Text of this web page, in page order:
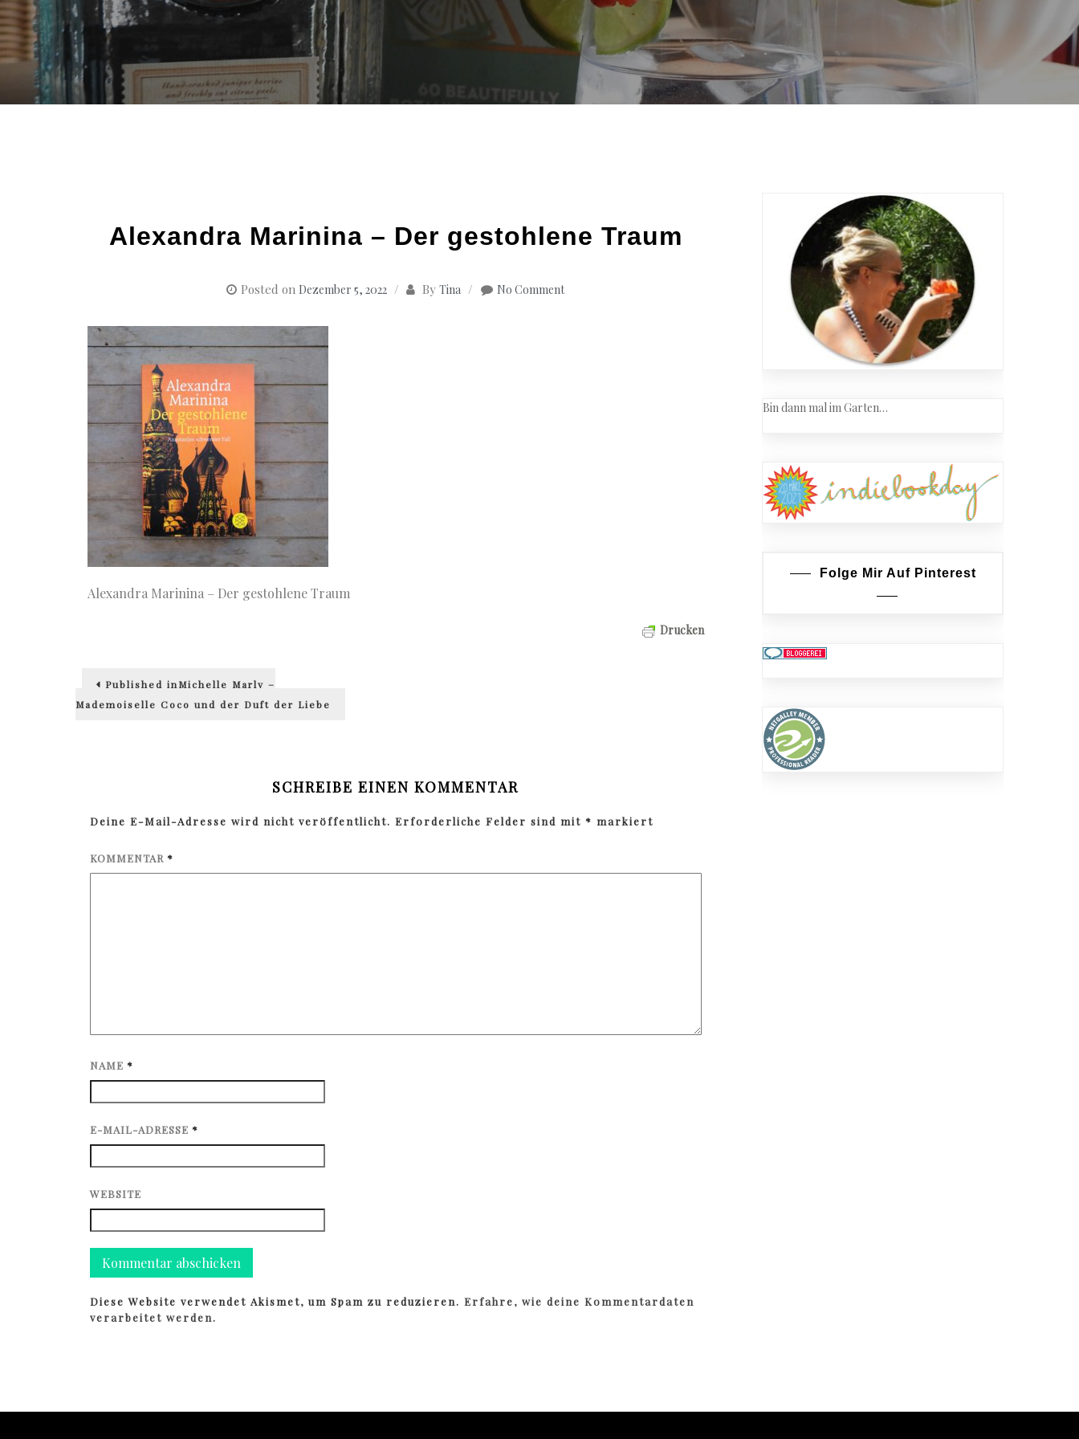
Alexandra Marinina – Der gestohlene Traum
Posted on Dezember 5, 2022 By Tina No Comment
Alexandra Marinina – Der gestohlene Traum
Drucken
Beitragsnavigation
Published inMichelle Marly –
Mademoiselle Coco und der Duft der Liebe
SCHREIBE EINEN KOMMENTAR
Deine E-Mail-Adresse wird nicht veröffentlicht. Erforderliche Felder sind mit * markiert
KOMMENTAR *
NAME *
E-MAIL-ADRESSE *
WEBSITE
Diese Website verwendet Akismet, um Spam zu reduzieren.Erfahre, wie deine Kommentardaten
verarbeitet werden.
Bin dann mal im Garten…
Folge Mir Auf Pinterest